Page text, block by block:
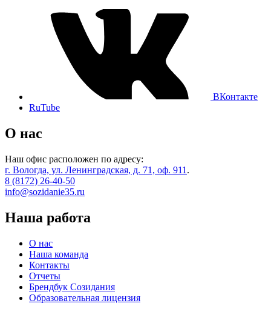
ВКонтакте
RuTube
О нас
Наш офис расположен по адресу:
г. Вологда, ул. Ленинградская, д. 71, оф. 911 .
8 (8172) 26-40-50
info@sozidanie35.ru
Наша работа
О нас
Наша команда
Контакты
Отчеты
Брендбук Созидания
Образовательная лицензия